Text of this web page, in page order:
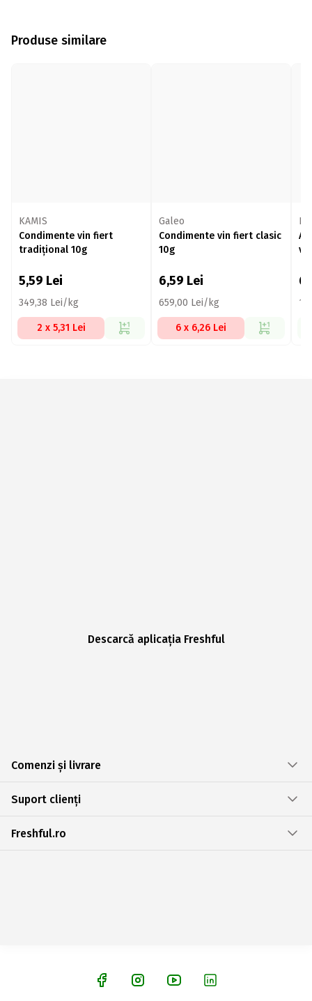
Produse similare
KAMIS
Condimente vin fiert
tradițional 10g
5,59 Lei
349,38 Lei/kg
2 x 5,31 Lei
Galeo
Condimente vin fiert clasic
10g
6,59 Lei
659,00 Lei/kg
6 x 6,26 Lei
Descarcă aplicația Freshful
Comenzi și livrare
Suport clienți
Freshful.ro